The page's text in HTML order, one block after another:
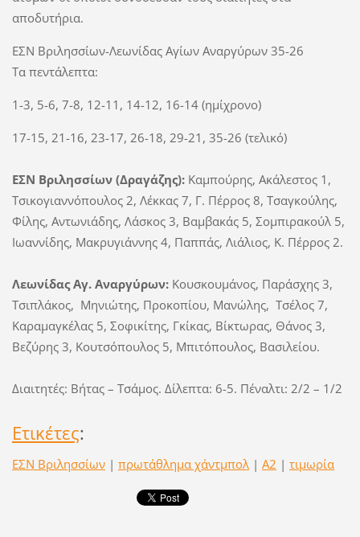
αποδυτήρια.
ΕΣΝ Βριλησσίων-Λεωνίδας Αγίων Αναργύρων 35-26
Τα πεντάλεπτα:
1-3, 5-6, 7-8, 12-11, 14-12, 16-14 (ημίχρονο)
17-15, 21-16, 23-17, 26-18, 29-21, 35-26 (τελικό)
ΕΣΝ Βριλησσίων (Δραγάζης):Καμπούρης, Ακάλεστος 1,
Τσικογιαννόπουλος 2, Λέκκας 7, Γ. Πέρρος 8, Τσαγκούλης,
Φίλης, Αντωνιάδης, Λάσκος 3, Βαμβακάς 5, Σομπιρακούλ 5,
Ιωαννίδης, Μακρυγιάννης 4, Παππάς, Λιάλιος, Κ. Πέρρος 2.
Λεωνίδας Αγ. Αναργύρων:Κουσκουμάνος, Παράσχης 3,
Τσιπλάκος, Μηνιώτης, Προκοπίου, Μανώλης, Τσέλος 7,
Καραμαγκέλας 5, Σοφικίτης, Γκίκας, Βίκτωρας, Θάνος 3,
Βεζύρης 3, Κουτσόπουλος 5, Μπιτόπουλος, Βασιλείου.
Διαιτητές: Βήτας – Τσάμος. Δίλεπτα: 6-5. Πέναλτι: 2/2 – 1/2
Ετικέτες:
ΕΣΝ Βριλησσίων | πρωτάθλημα χάντμπολ | Α2 | τιμωρία